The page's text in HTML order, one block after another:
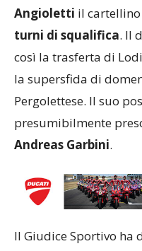
Angioletti il
turni di squalifica. Il
così la trasferta di
la supersfida di
Pergolettese. Il suo
presumibilmente
Andreas Garbini.
Il Giudice Sportivo ha